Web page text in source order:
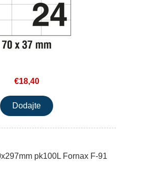
€18,40
pk100L Fornax F-91